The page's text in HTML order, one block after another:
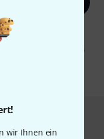
wir Ihnen ein
dem Erhalt von E-Mail-
zu. Die
finden Sie in